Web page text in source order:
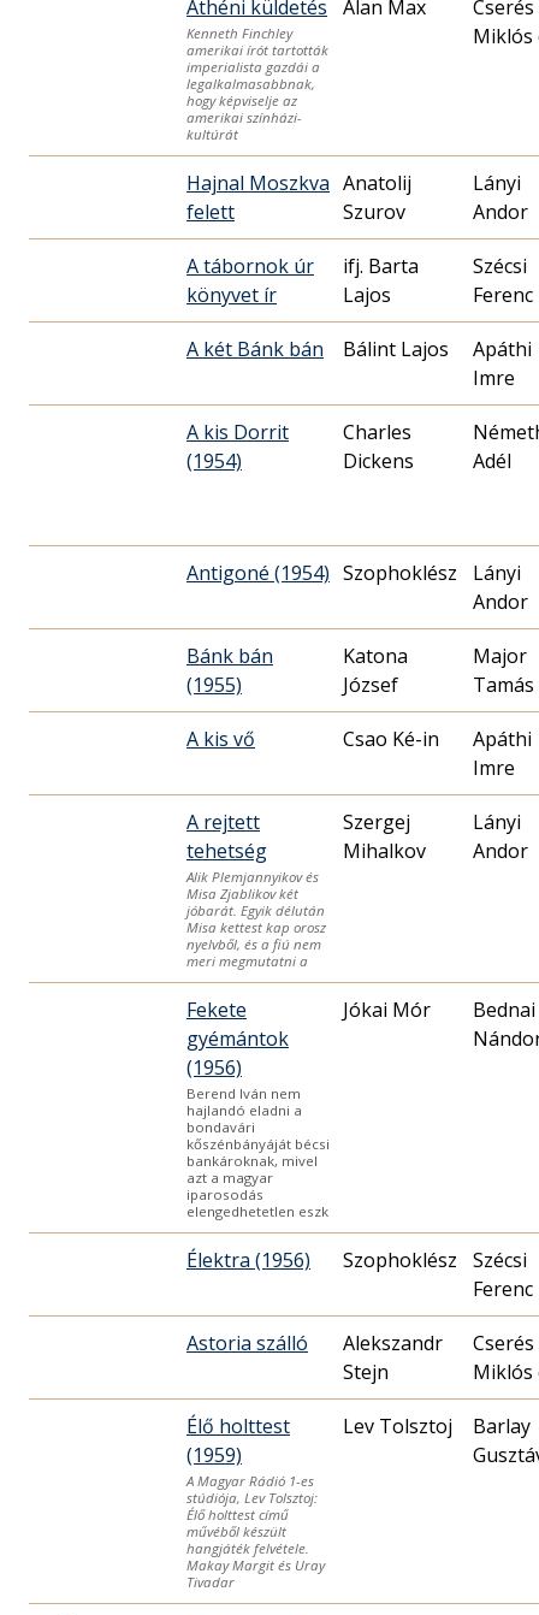
Athéni küldetés
Kenneth Finchley
amerikai írót tartották
imperialista gazdái a
legalkalmasabbnak,
hogy képviselje az
amerikai színházi-
kultúrát
Alan Max
Cserés
Miklós
Hajnal Moszkva
felett
Anatolij
Szurov
Lányi
Andor
A tábornok úr
könyvet ír
ifj. Barta
Lajos
Szécsi
Ferenc
A két Bánk bán Bálint Lajos
Apáthi
Imre
A kis Dorrit
(1954)
Charles
Dickens
Adél
Antigoné (1954) Szophoklész
Lányi
Andor
Bánk bán
(1955)
Katona
József
Major
Tamás
A kis vő Csao Ké-in
Apáthi
Imre
A rejtett
tehetség
Alik Plemjannyikov és
Misa Zjablikov két
jóbarát. Egyik délután
Misa kettest kap orosz
nyelvből, és a fiú nem
meri megmutatni a
Szergej
Mihalkov
Lányi
Andor
Fekete
gyémántok
(1956)
Berend Iván nem
hajlandó eladni a
bondavári
kőszénbányáját bécsi
bankároknak, mivel
azt a magyar
iparosodás
elengedhetetlen eszk
Jókai Mór
Bednai
Élektra (1956) Szophoklész
Szécsi
Ferenc
Astoria szálló
Alekszandr
Stejn
Cserés
Miklós
Élő holttest
(1959)
A Magyar Rádió 1-es
stúdiója, Lev Tolsztoj:
Élő holttest című
művéből készült
hangjáték felvétele.
Makay Margit és Uray
Tivadar
Lev Tolsztoj
Barlay